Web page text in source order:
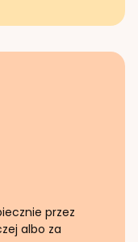
przez
albo za